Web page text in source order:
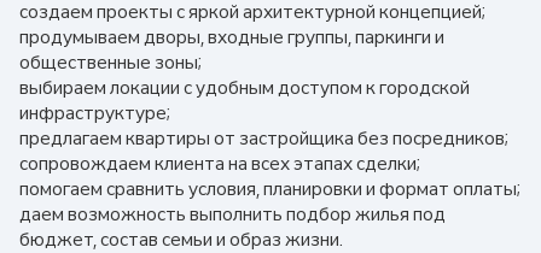
создаем проекты с яркой архитектурной концепцией;
продумываем дворы, входные группы, паркинги и
общественные зоны;
выбираем локации с удобным доступом к городской
инфраструктуре;
предлагаем квартиры от застройщика без посредников;
сопровождаем клиента на всех этапах сделки;
помогаем сравнить условия, планировки и формат оплаты;
даем возможность выполнить подбор жилья под
бюджет, состав семьи и образ жизни.